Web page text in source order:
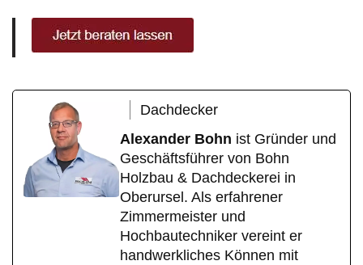
Dachdecker
Alexander Bohn ist Gründer und
Geschäftsführer von Bohn
Holzbau & Dachdeckerei in
Oberursel. Als erfahrener
Zimmermeister und
Hochbautechniker vereint er
handwerkliches Können mit